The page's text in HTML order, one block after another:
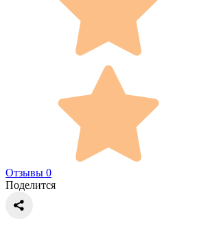
Отзывы 0
Поделится